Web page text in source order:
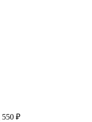
550 ₽